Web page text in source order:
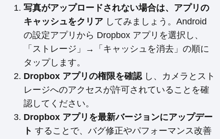
写真がアップロードされない場合は、アプリの
キャッシュをクリア してみましょう。Android
の設定アプリから Dropbox アプリを選択し、
「ストレージ」→「キャッシュを消去」の順に
タップします。
Dropbox アプリの権限を確認し、カメラとスト
レージへのアクセスが許可されていることを確
認してください。
Dropbox アプリを最新バージョンにアップデー
ト することで、バグ修正やパフォーマンス改善